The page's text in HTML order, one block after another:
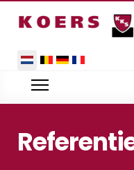
Selecteer de taal